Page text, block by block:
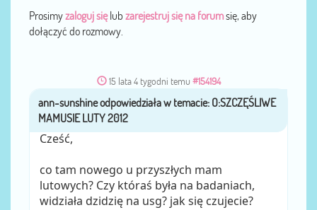
Prosimyzaloguj sięlub zarejestruj się na forumsię, aby
dołączyć do rozmowy.
15 lata 4 tygodni temu #154194
przezann-sunshine
Cześć,
co tam nowego u przyszłych mam
lutowych? Czy któraś była na badaniach,
widziała dzidzię na usg? jak się czujecie?